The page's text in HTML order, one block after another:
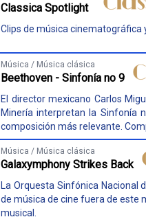
Classica Spotlight
Clips de música cinematográfica
Música / Música clásica
Beethoven - Sinfonía no 9
El director mexicano Carlos
Minería interpretan la Sinfonía
composición más relevante.
Música / Música clásica
Galaxymphony Strikes Back
La Orquesta Sinfónica Nacional
de música de cine fuera de este
musical.